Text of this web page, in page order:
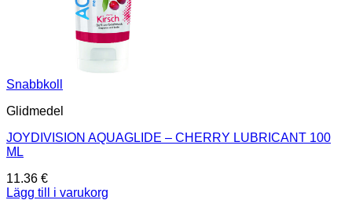
Snabbkoll
Glidmedel
JOYDIVISION AQUAGLIDE – CHERRY LUBRICANT 100
ML
11.36 €
Lägg till i varukorg